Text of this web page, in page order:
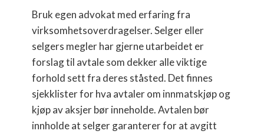
Bruk egen advokat med erfaring fra
virksomhetsoverdragelser. Selger eller
selgers megler har gjerne utarbeidet er
forslag til avtale som dekker alle viktige
forhold sett fra deres ståsted. Det finnes
sjekklister for hva avtaler om innmatskjøp og
kjøp av aksjer bør inneholde. Avtalen bør
innholde at selger garanterer for at avgitt